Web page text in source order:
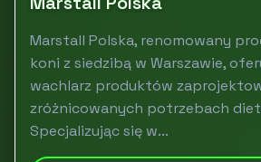
Marstall Polska, renomowany
koni z siedzibą w Warszawie,
wachlarz produktów
zróżnicowanych potrzebach
Specjalizując się w...